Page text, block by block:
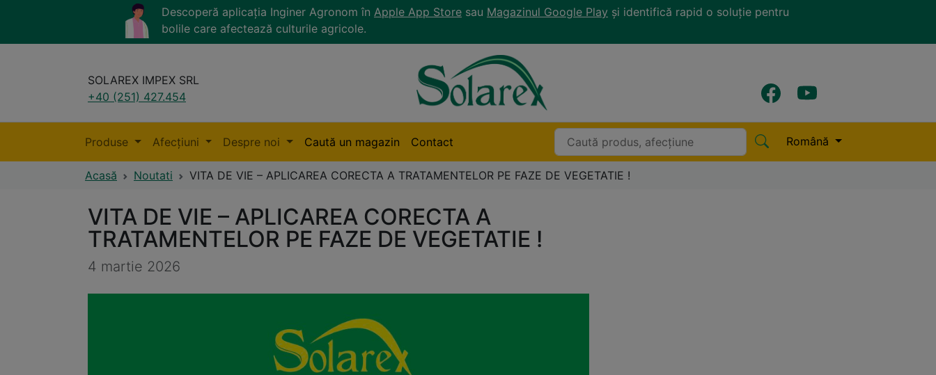
Descoperă aplicația Inginer Agronom în Apple App Store sau Magazinul Google Play și identifică rapid o soluție pentru
bolile care afectează culturile agricole.
SOLAREX IMPEX SRL
+40 (251) 427.454
Produse Afecțiuni Despre noi Caută un magazin Contact Română
Acasă Noutati VITA DE VIE – APLICAREA CORECTA A TRATAMENTELOR PE FAZE DE VEGETATIE !
VITA DE VIE – APLICAREA CORECTA A
TRATAMENTELOR PE FAZE DE VEGETATIE !
4 martie 2026